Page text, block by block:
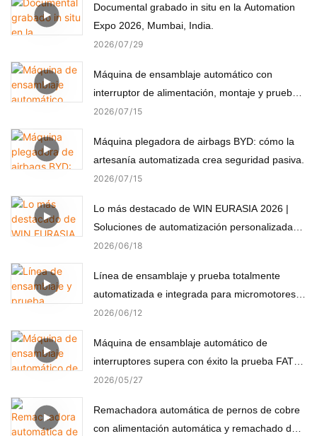
Documental grabado in situ en la Automation
Expo 2026, Mumbai, India.
2026 07 29
Máquina de ensamblaje automático con
interruptor de alimentación, montaje y prueba
automáticos
2026 07 15
Máquina plegadora de airbags BYD: cómo la
artesanía automatizada crea seguridad pasiva.
2026 07 15
Lo más destacado de WIN EURASIA 2026 |
Soluciones de automatización personalizadas
para electrónica, automoción, medicina y
2026 06 18
Línea de ensamblaje y prueba totalmente
automatizada e integrada para micromotores
(componentes no estándar)
2026 06 12
Máquina de ensamblaje automático de
interruptores supera con éxito la prueba FAT
del cliente turco
2026 05 27
Remachadora automática de pernos de cobre
con alimentación automática y remachado de